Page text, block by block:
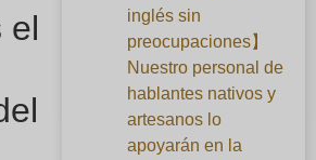
el
inglés sin
preocupaciones】
Nuestro personal de
hablantes nativos y
artesanos lo
apoyarán en la